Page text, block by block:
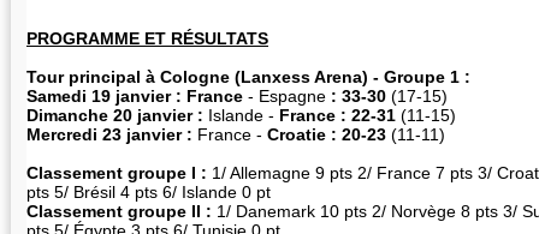
PROGRAMME ET RÉSULTATS
Tour principal à Cologne (Lanxess Arena) - Groupe 1 :
Samedi 19 janvier : France - Espagne : 33-30 (17-15)
Dimanche 20 janvier : Islande - France : 22-31 (11-15)
Mercredi 23 janvier : France - Croatie : 20-23 (11-11)
Classement groupe I : 1/ Allemagne 9 pts 2/ France 7 pts 3/
pts 5/ Brésil 4 pts 6/ Islande 0 pt
Classement groupe II : 1/ Danemark 10 pts 2/ Norvège 8 pts 3/